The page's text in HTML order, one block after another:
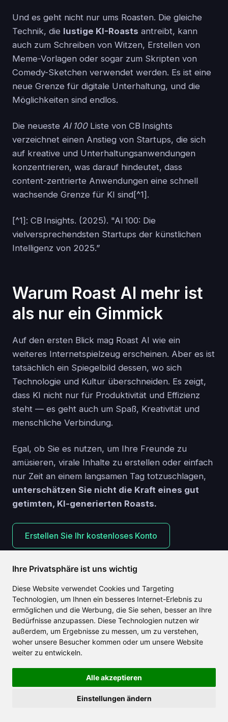
Ihre Privatsphäre ist uns wichtig
Diese Website verwendet Cookies und Targeting
Technologien, um Ihnen ein besseres Internet-Erlebnis zu
ermöglichen und die Werbung, die Sie sehen, besser an Ihre
Bedürfnisse anzupassen. Diese Technologien nutzen wir
außerdem, um Ergebnisse zu messen, um zu verstehen,
woher unsere Besucher kommen oder um unsere Website
weiter zu entwickeln.
Alle akzeptieren
Einstellungen ändern
Und es geht nicht nur ums Roasten. Die gleiche
Technik, die lustige KI-Roasts antreibt, kann
auch zum Schreiben von Witzen, Erstellen von
Meme-Vorlagen oder sogar zum Skripten von
Comedy-Sketchen verwendet werden. Es ist eine
neue Grenze für digitale Unterhaltung, und die
Möglichkeiten sind endlos.
Die neueste AI 100Liste von CB Insights
verzeichnet einen Anstieg von Startups, die sich
auf kreative und Unterhaltungsanwendungen
konzentrieren, was darauf hindeutet, dass
content-zentrierte Anwendungen eine schnell
wachsende Grenze für KI sind[^1].
[^1]: CB Insights. (2025). "AI 100: Die
vielversprechendsten Startups der künstlichen
Intelligenz von 2025.”
Warum Roast AI mehr ist
als nur ein Gimmick
Auf den ersten Blick mag Roast AI wie ein
weiteres Internetspielzeug erscheinen. Aber es ist
tatsächlich ein Spiegelbild dessen, wo sich
Technologie und Kultur überschneiden. Es zeigt,
dass KI nicht nur für Produktivität und Effizienz
steht — es geht auch um Spaß, Kreativität und
menschliche Verbindung.
Egal, ob Sie es nutzen, um Ihre Freunde zu
amüsieren, virale Inhalte zu erstellen oder einfach
nur Zeit an einem langsamen Tag totzuschlagen,
unterschätzen Sie nicht die Kraft eines gut
getimten, KI-generierten Roasts.
Erstellen Sie Ihr kostenloses Konto
Möglicherweise stellen Sie fest, dass Ihr neuer
Ähnliche Artikel